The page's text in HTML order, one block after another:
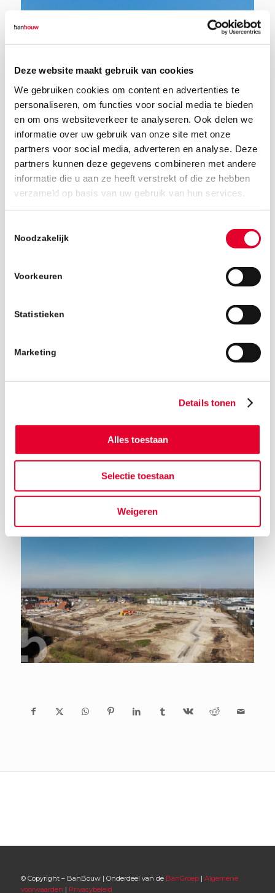
Deze website maakt gebruik van cookies
We gebruiken cookies om content en advertenties te
personaliseren, om functies voor social media te bieden
en om ons websiteverkeer te analyseren. Ook delen we
informatie over uw gebruik van onze site met onze
partners voor social media, adverteren en analyse. Deze
partners kunnen deze gegevens combineren met andere
informatie die u aan ze heeft verstrekt of die ze hebben
verzameld op basis van uw gebruik van hun services.
Noodzakelijk
Voorkeuren
Statistieken
Marketing
Details tonen
Alles toestaan
Selectie toestaan
Weigeren
25 maart 2019
Terug naar het nieuwsoverzicht
© Copyright – BanBouw | Onderdeel van de BanGroep| Algemene
voorwaarden | Privacybeleid